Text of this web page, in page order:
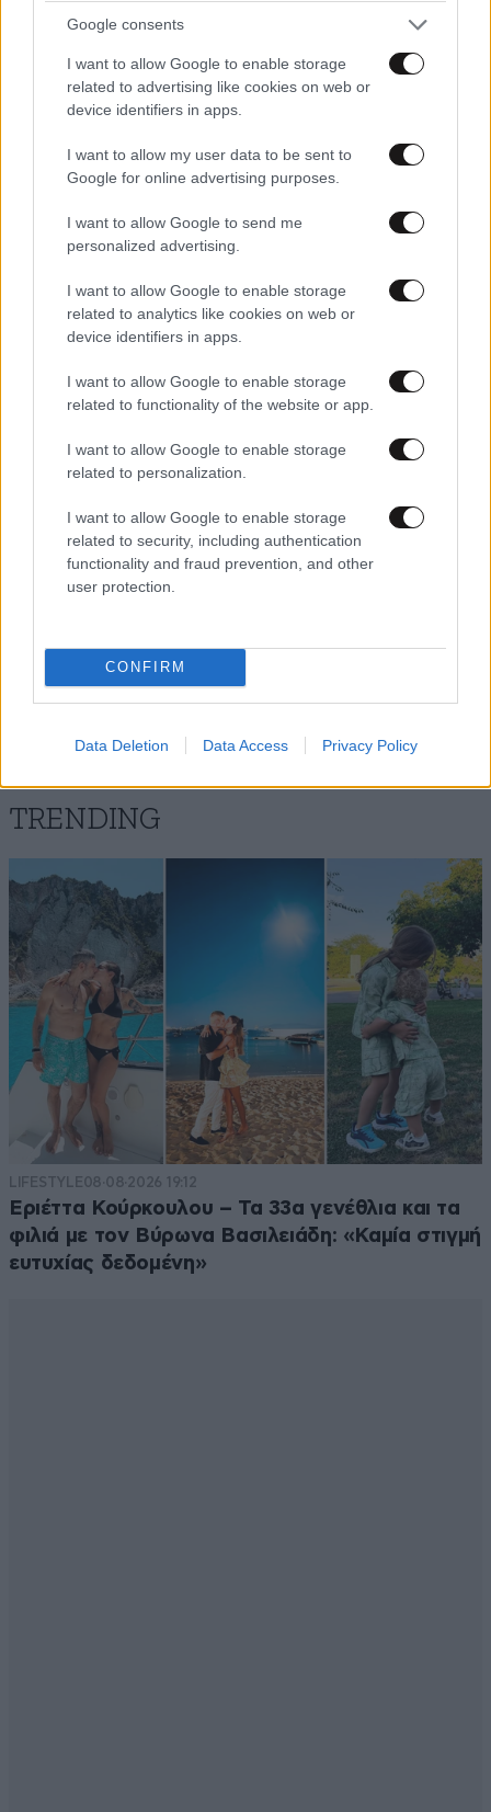
Google consents
I want to allow Google to enable storage
related to advertising like cookies on web or
device identifiers in apps.
I want to allow my user data to be sent to
Google for online advertising purposes.
I want to allow Google to send me
personalized advertising.
I want to allow Google to enable storage
related to analytics like cookies on web or
device identifiers in apps.
I want to allow Google to enable storage
related to functionality of the website or app.
I want to allow Google to enable storage
related to personalization.
I want to allow Google to enable storage
related to security, including authentication
functionality and fraud prevention, and other
user protection.
CONFIRM
Data Deletion Data Access Privacy Policy
Xαρακτήρες: 0/1000
Διαβάστε και ακολουθήστε τους κανόνες σχολιασμού
ΠΡΟΣΘΗΚΗ
ΜΟΝΟ ΓΙΑΝΝΗΣ ΔΙΑΒΑΤΗΣ
TRENDING
LIFESTYLE08·08·2026 19:12
Εριέττα Κούρκουλου – Τα 33α γενέθλια και τα
φιλιά με τον Βύρωνα Βασιλειάδη: «Καμία στιγμή
ευτυχίας δεδομένη»